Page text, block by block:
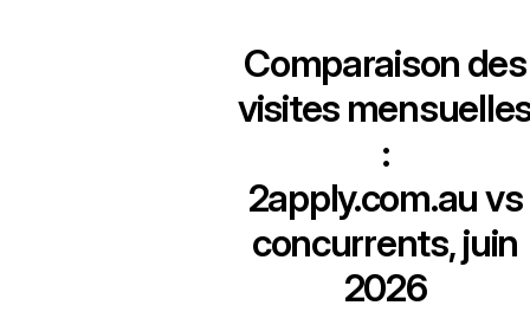
Comparaison des
visites
:
2apply.com.auvs
concurrents, juin
2026